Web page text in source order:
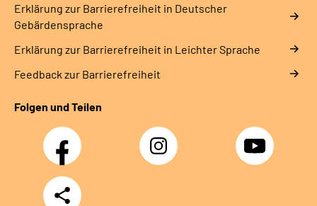
Erklärung zur Barrierefreiheit in Deutscher
Gebärdensprache
Erklärung zur Barrierefreiheit in Leichter Sprache
Feedback zur Barrierefreiheit
Folgen und Teilen
Facebook Instagram YouTube
Teilen